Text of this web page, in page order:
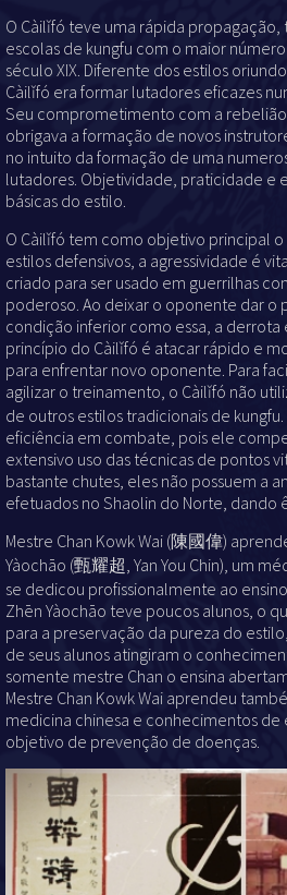
O Càilǐfó teve uma rápida propagação,
escolas de kungfu com o maior
século XIX. Diferente dos estilos
Càilǐfó era formar lutadores eficazes
Seu comprometimento com a
obrigava a formação de novos
no intuito da formação de uma
lutadores. Objetividade, praticidade e
básicas do estilo.
O Càilǐfó tem como objetivo principal
estilos defensivos, a agressividade é
criado para ser usado em guerrilhas
poderoso. Ao deixar o oponente dar o
condição inferior como essa, a derrota
princípio do Càilǐfó é atacar rápido e
para enfrentar novo oponente. Para
agilizar o treinamento, o Càilǐfó não
de outros estilos tradicionais de kungfu.
eficiência em combate, pois ele
extensivo uso das técnicas de pontos
bastante chutes, eles não possuem a
efetuados no Shaolin do Norte, dando
Mestre Chan Kowk Wai (陳國偉)
Yàochāo (甄耀超, Yan You Chin), um
se dedicou profissionalmente ao
Zhēn Yàochāo teve poucos alunos, o
para a preservação da pureza do
de seus alunos atingiram o
somente mestre Chan o ensina
Mestre Chan Kowk Wai aprendeu
medicina chinesa e conhecimentos de
objetivo de prevenção de doenças.